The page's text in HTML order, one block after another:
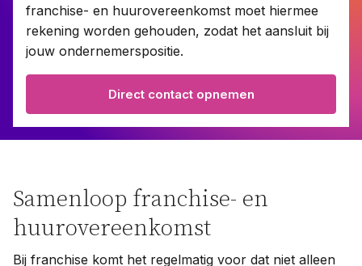
Contact
franchise- en huurovereenkomst moet hiermee
rekening worden gehouden, zodat het aansluit bij
jouw ondernemerspositie.
Direct contact opnemen
Samenloop franchise- en
huurovereenkomst
Bij franchise komt het regelmatig voor dat niet alleen